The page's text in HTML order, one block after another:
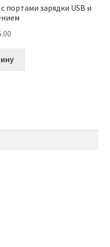
портами зарядки USB и